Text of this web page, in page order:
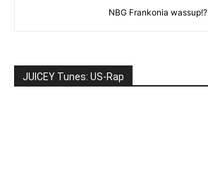
NBG Frankonia wassup!?
JUICEY Tunes: US-Rap